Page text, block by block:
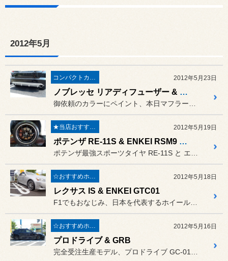
2012年5月
2012年5月23日
ノブレッセ リアディフューザー & フィット GD系
2012年5月19日
ポテンザ RE-11S & ENKEI RSM9 PIANO BLACK
2012年5月18日
レクサス IS & ENKEI GTC01
2012年5月16日
プロドライブ & GRB